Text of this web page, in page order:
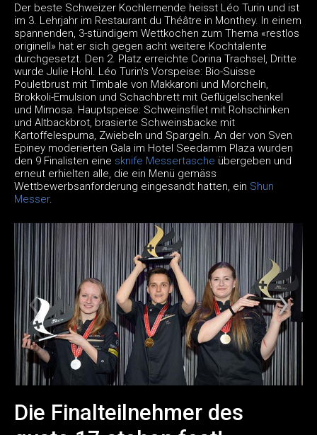
Der beste Schweizer Kochlernende heisst Léo Turin und ist
im 3. Lehrjahr im Restaurant du Théâtre in Monthey. In einem
spannenden, 3-stündigem Wettkochen zum Thema «restlos
originell» hat er sich gegen acht weitere Kochtalente
durchgesetzt. Den 2. Platz erreichte Corina Trachsel, Dritte
wurde Julie Hohl. Léo Turin's Vorspeise: Bio-Suisse
Pouletbrust mit Timbale von Makkaroni und Morcheln,
Brokkoli-Emulsion und Schachbrett mit Geflügelschenkel
und Mimosa. Hauptspeise: Schweinsfilet mit Rohschinken
und Altbackbrot, brasierte Schweinsbacke mit
Kartoffelespuma, Zwiebeln und Spargeln. An der von Sven
Epiney moderierten Gala im Hotel Seedamm Plaza wurden
den 9 Finalisten eine sknife Messertasche übergeben und
erneut erhielten alle, die ein Menü gemäss
Wettbewerbsanforderung eingesandt hatten, ein Shun
Messer.
Die Finalteilnehmer des